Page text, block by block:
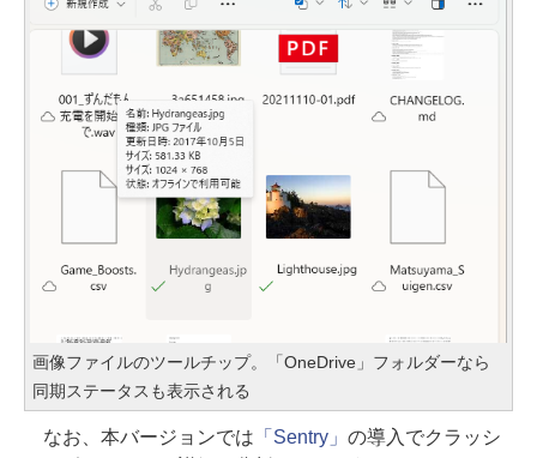
画像ファイルのツールチップ。「OneDrive」フォルダーなら
同期ステータスも表示される
なお、本バージョンでは 「Sentry」 の導入でクラッシ